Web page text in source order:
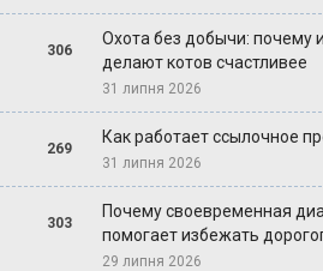
306
Охота без добычи: почему
делают котов счастливее
31 липня 2026
269
Как работает ссылочное
31 липня 2026
303
Почему своевременная
помогает избежать
29 липня 2026